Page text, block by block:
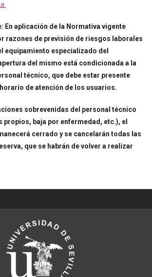
En aplicación de la Normativa vigente
razones de previsión de riesgos laborales
equipamiento especializado del
del mismo está condicionada a la
técnico, que debe estar presente
de atención de los usuarios.
sobrevenidas del personal técnico
propios, baja por enfermedad, etc.), el
cerrado y se cancelarán todas las
que se habrán de volver a realizar